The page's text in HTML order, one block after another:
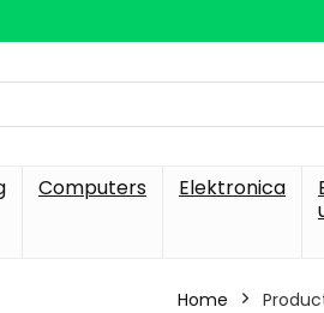
Computers Elektronica
Home